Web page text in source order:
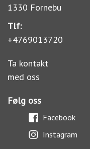
1330 Fornebu
Tlf:
+4769013720
Ta kontakt
med oss
Følg oss
Facebook
Instagram